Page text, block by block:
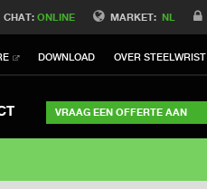
MARKET: NL
CHAT:ONLINE
DOWNLOAD OVER STEELWRIST
VRAAG EEN OFFERTE AAN